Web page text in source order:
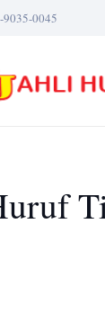
9035-0045